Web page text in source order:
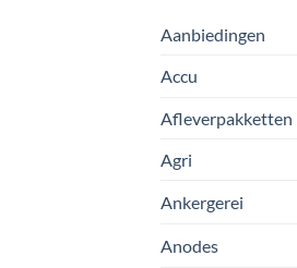
Aanbiedingen
Accu
Afleverpakketten
Agri
Ankergerei
Anodes